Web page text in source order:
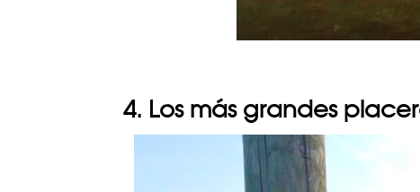
4. Los más grandes